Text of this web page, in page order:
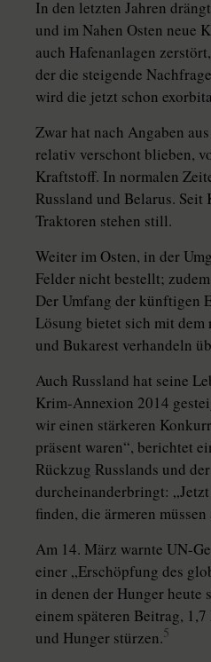
In den letzten Jahren
und im Nahen Osten neue
auch Hafenanlagen
der die steigende
wird die jetzt schon
Zwar hat nach Angaben
relativ verschont blieben,
Kraftstoff. In normalen
Russland und Belarus.
Traktoren stehen still.
Weiter im Osten, in der
Felder nicht bestellt;
Der Umfang der künftigen
Lösung bietet sich mit dem
und Bukarest verhandeln
Auch Russland hat seine
Krim-Annexion 2014
wir einen stärkeren
präsent waren“, berichtet
Rückzug Russlands und
durcheinanderbringt:
finden, die ärmeren
Am 14. März warnte UN-
einer „Erschöpfung des
in denen der Hunger heute
einem späteren Beitrag,
und Hunger stürzen.5